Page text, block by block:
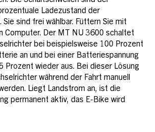
Ladezustand der
Sie sind frei wählbar. Füttern Sie mit
Computer. Der MT NU 3600 schaltet
bei beispielsweise 100 Prozent
an und bei einer Batteriespannung
Prozent wieder aus. Bei dieser Lösung
während der Fahrt manuell
Liegt Landstrom an, ist die
permanent aktiv, das E-Bike wird